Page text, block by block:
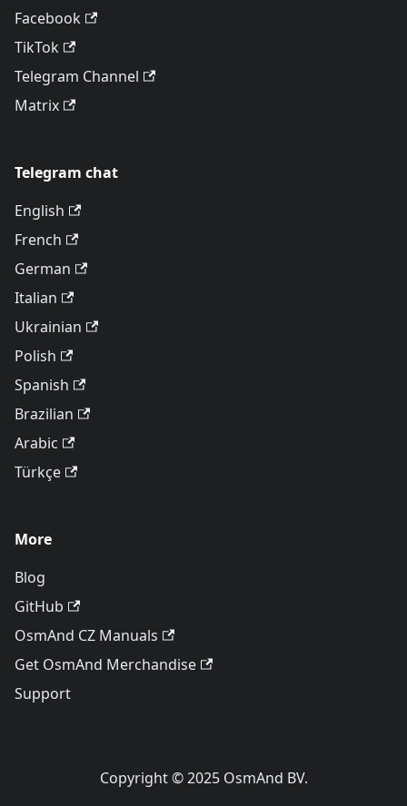
Facebook
TikTok
Telegram Channel
Matrix
Telegram chat
English
French
German
Italian
Ukrainian
Polish
Spanish
Brazilian
Arabic
Türkçe
More
Blog
GitHub
OsmAnd CZ Manuals
Get OsmAnd Merchandise
Support
Copyright © 2025 OsmAnd BV.